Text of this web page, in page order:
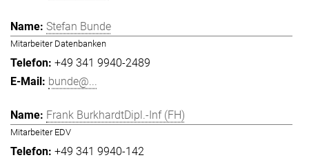
Stefan Bunde
Mitarbeiter Datenbanken
+49 341 9940-2489
bunde@...
Frank BurkhardtDipl.-Inf (FH)
Mitarbeiter EDV
+49 341 9940-142